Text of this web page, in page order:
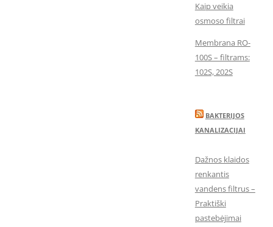
Kaip veikia
osmoso filtrai
Membrana RO-
100S – filtrams:
102S, 202S
BAKTERIJOS
KANALIZACIJAI
Dažnos klaidos
renkantis
vandens filtrus –
Praktiški
pastebėjimai